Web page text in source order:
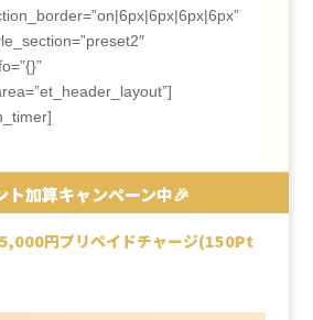
ト加算キャンペーン中🎉
円プリペイドチャージ(150Pt